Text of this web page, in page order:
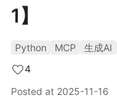
1】
Python MCP 生成AI
4
Posted at 2025-11-16